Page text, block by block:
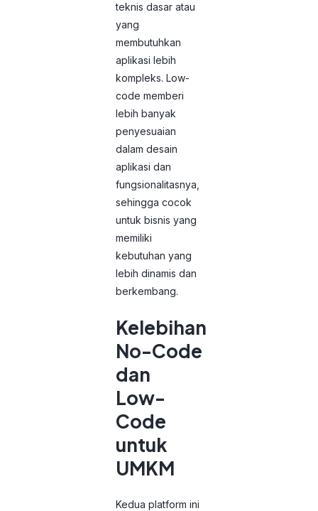
teknis dasar atau
yang
membutuhkan
aplikasi lebih
kompleks. Low-
code memberi
lebih banyak
penyesuaian
dalam desain
aplikasi dan
fungsionalitasnya,
sehingga cocok
untuk bisnis yang
memiliki
kebutuhan yang
lebih dinamis dan
berkembang.
Kelebihan
No-Code
dan
Low-
Code
untuk
UMKM
Kedua platform ini